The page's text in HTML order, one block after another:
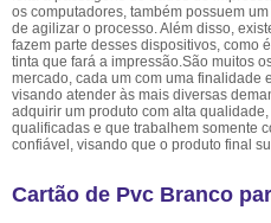
os computadores, também possuem
de agilizar o processo. Além disso,
fazem parte desses dispositivos, como
tinta que fará a impressão.São muitos
mercado, cada um com uma finalidade
visando atender às mais diversas
adquirir um produto com alta
qualificadas e que trabalhem somente
confiável, visando que o produto final
Cartão de Pvc Branco